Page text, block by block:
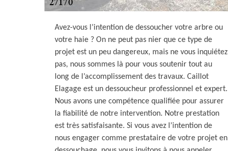
Avez-vous l’intention de dessoucher votre arbre ou
votre haie ? On ne peut pas nier que ce type de
projet est un peu dangereux, mais ne vous inquiétez
pas, nous sommes là pour vous soutenir tout au
long de l’accomplissement des travaux. Caillot
Elagage est un dessoucheur professionnel et expert.
Nous avons une compétence qualifiée pour assurer
la fiabilité de notre intervention. Notre prestation
est très satisfaisante. Si vous avez l’intention de
nous engager comme prestataire de votre projet en